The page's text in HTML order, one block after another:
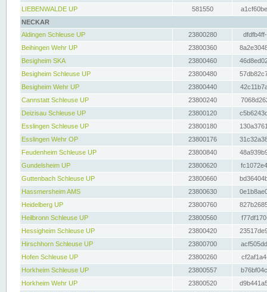
LIEBENWALDE UP
581550
NECKAR
Aldingen Schleuse UP
23800280
Beihingen Wehr UP
23800360
Besigheim SKA
23800460
Besigheim Schleuse UP
23800480
Besigheim Wehr UP
23800440
Cannstatt Schleuse UP
23800240
Deizisau Schleuse UP
23800120
Esslingen Schleuse UP
23800180
Esslingen Wehr OP
23800176
Feudenheim Schleuse UP
23800840
Gundelsheim UP
23800620
Guttenbach Schleuse UP
23800660
Hassmersheim AMS
23800630
Heidelberg UP
23800760
Heilbronn Schleuse UP
23800560
Hessigheim Schleuse UP
23800420
Hirschhorn Schleuse UP
23800700
Hofen Schleuse UP
23800260
Horkheim Schleuse UP
23800557
Horkheim Wehr UP
23800520